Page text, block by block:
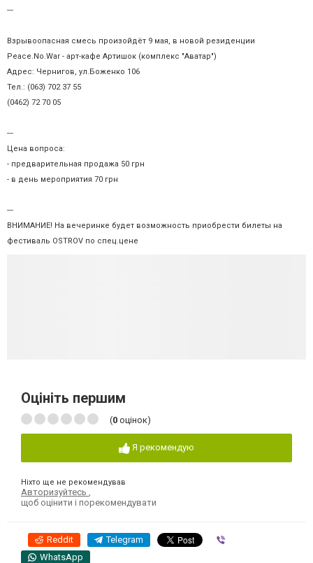
---
Взрывоопасная смесь произойдёт 9 мая, в новой резиденции
Peace.No.War - арт-кафе Артишок (комплекс "Аватар")
Адрес: Чернигов, ул.Боженко 106
Тел.: (063) 702 37 55
(0462) 72 70 05
---
Цена вопроса:
- предварительная продажа 50 грн
- в день мероприятия 70 грн
---
ВНИМАНИЕ! На вечеринке будет возможность приобрести билеты на
фестиваль OSTROV по спец.цене
Оцініть першим
(0 оцінок)
Я рекомендую
Ніхто ще не рекомендував
Авторизуйтесь
щоб оцінити і порекомендувати
Reddit Telegram
WhatsApp